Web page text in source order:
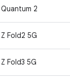
2
Fold2 5G
Fold3 5G